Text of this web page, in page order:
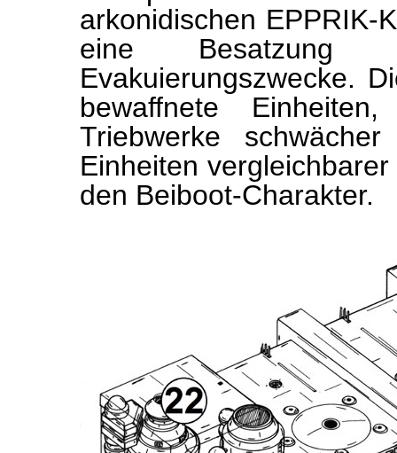
arkonidischen EPPRIK-
eine Besatzung
Evakuierungszwecke.
bewaffnete
Triebwerke
Einheiten
den Beiboot-Charakter.